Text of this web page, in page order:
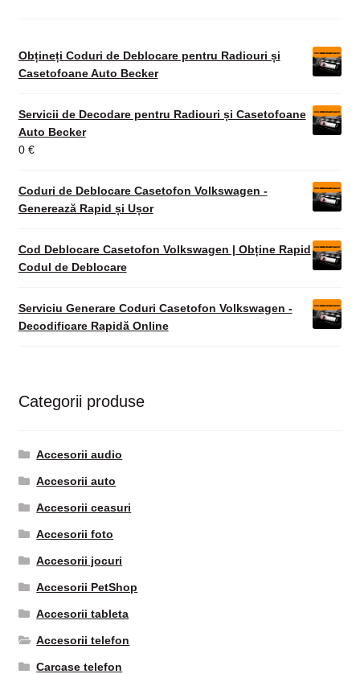
Obțineți Coduri de Deblocare pentru Radiouri și
Casetofoane Auto Becker
Servicii de Decodare pentru Radiouri și Casetofoane
Auto Becker
0 €
Coduri de Deblocare Casetofon Volkswagen -
Generează Rapid și Ușor
Cod Deblocare Casetofon Volkswagen | Obține Rapid
Codul de Deblocare
Serviciu Generare Coduri Casetofon Volkswagen -
Decodificare Rapidă Online
Categorii produse
Accesorii audio
Accesorii auto
Accesorii ceasuri
Accesorii foto
Accesorii jocuri
Accesorii PetShop
Accesorii tableta
Accesorii telefon
Carcase telefon